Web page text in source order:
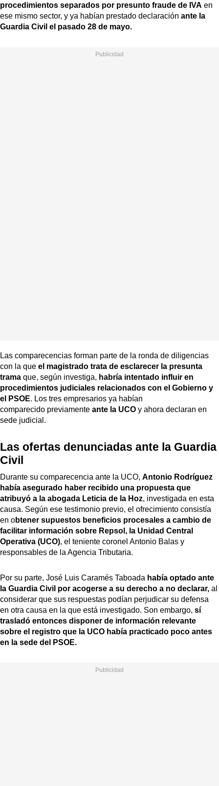
procedimientos separados por presunto fraude de IVA en
ese mismo sector, y ya habían prestado declaración ante la
Guardia Civil el pasado 28 de mayo.
Las comparecencias forman parte de la ronda de diligencias
con la que el magistrado trata de esclarecer la presunta
trama que, según investiga, habría intentado influir en
procedimientos judiciales relacionados con el Gobierno y
el PSOE. Los tres empresarios ya habían
comparecido previamente ante la UCO y ahora declaran en
sede judicial.
Las ofertas denunciadas ante la Guardia
Civil
Durante su comparecencia ante la UCO, Antonio Rodríguez
había asegurado haber recibido una propuesta que
atribuyó a la abogada Leticia de la Hoz, investigada en esta
causa. Según ese testimonio previo, el ofrecimiento consistía
en obtener supuestos beneficios procesales a cambio de
facilitar información sobre Repsol, la Unidad Central
Operativa (UCO), el teniente coronel Antonio Balas y
responsables de la Agencia Tributaria.
Por su parte, José Luis Caramés Taboada había optado ante
la Guardia Civil por acogerse a su derecho a no declarar, al
considerar que sus respuestas podían perjudicar su defensa
en otra causa en la que está investigado. Son embargo, sí
trasladó entonces disponer de información relevante
sobre el registro que la UCO había practicado poco antes
en la sede del PSOE.